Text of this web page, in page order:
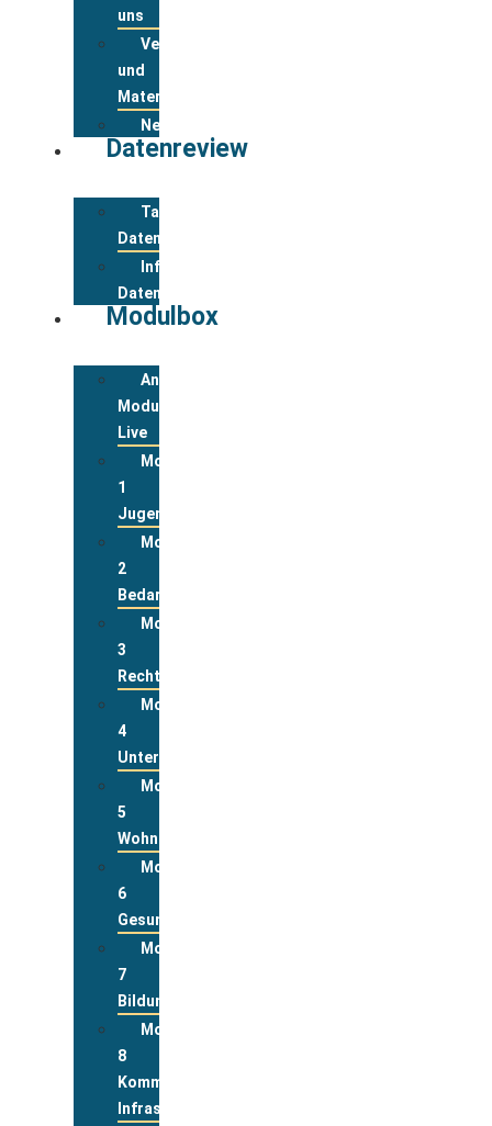
uns
Veranstaltungsanmeldung
und
Materialbestellung
Newsletter
Datenreview
Tabelle
Datenreview
Informationen
Datenreview
Modulbox
Anmeldung
Modulbox
Live
Modul
1
Jugend
Modul
2
Bedarfslagen
Modul
3
Rechte
Modul
4
Unterstützungsleistungen
Modul
5
Wohnen
Modul
6
Gesundheit
Modul
7
Bildung
Modul
8
Kommunale
Infrastrukturen